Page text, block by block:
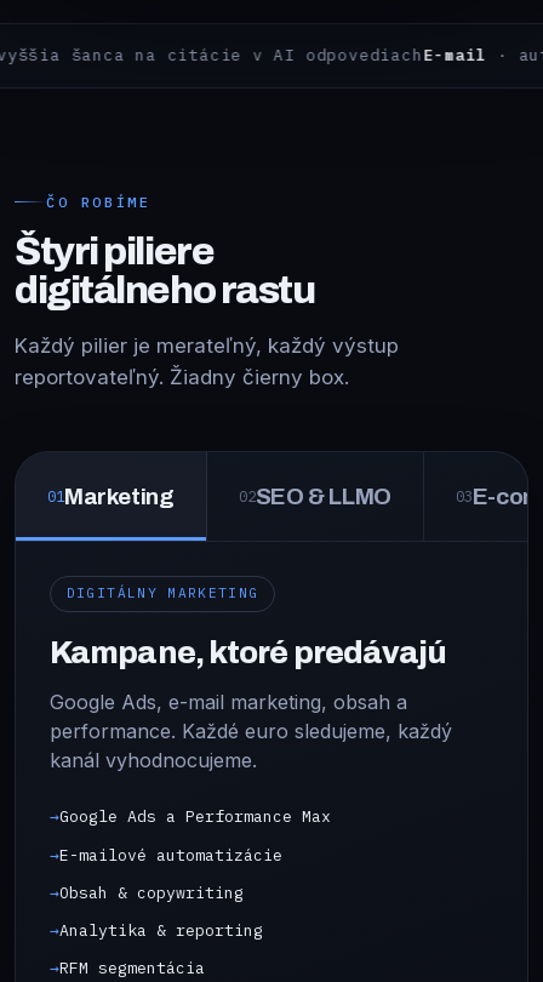
v AI odpovediach E-mail· automatizácie od
ČO ROBÍME
Štyri piliere
digitálneho rastu
Každý pilier je merateľný, každý výstup
reportovateľný. Žiadny čierny box.
01Marketing 02SEO & LLMO 03E-
DIGITÁLNY MARKETING
Kampane, ktoré predávajú
Google Ads, e-mail marketing, obsah a
performance. Každé euro sledujeme, každý
kanál vyhodnocujeme.
Google Ads a Performance Max
E-mailové automatizácie
Obsah & copywriting
Analytika & reporting
RFM segmentácia